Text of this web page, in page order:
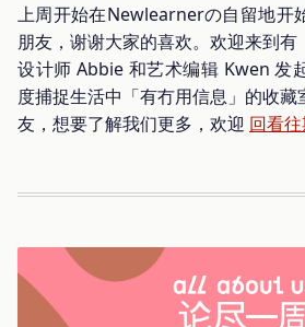
上周开始在Newlearnerの自留地开
朋友，谢谢大家的喜欢。欢迎来到
设计师 Abbie 和艺术编辑 Kwen 发
度捕捉生活中「有冇用信息」的收
友，想要了解我们更多，欢迎 回看